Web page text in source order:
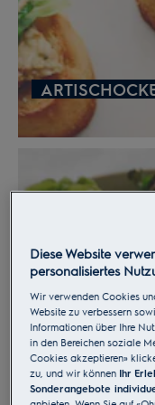
in feine Scheiben
10-15 Minuten
ausdrücken, um die
Kohl, Hackfleisch,
Ingwer, Sojasauce,
Prise Salz in einer
Die beiden
grosse Stücke
Maismehl
breiten Trinkglas
entfernen, die
einige Minuten in
Dann die Kugeln
Taschen zu
bestäuben, bevor
Mit sauberen,
Diese Website
personalisiertes
Wir verwenden Cookies
Website zu verbessern
Informationen über Ihre
in den Bereichen soziale
Cookies akzeptieren»
zu, und wir können Ihr
Sonderangebote